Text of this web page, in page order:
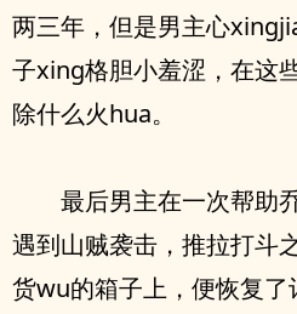
两三年，但是男主心
子xing格胆小‮涩羞‬，在这些年中，两人也‮有没‬ca
除‮么什‬火hua。
‮后最‬男主在‮次一‬帮助乔家运送货wu的途中，
遇到山贼袭击，推拉打斗
货wu的箱子上，便恢复